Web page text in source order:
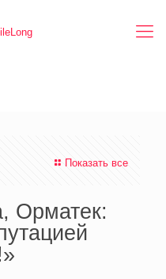
Показать все
Орматек: